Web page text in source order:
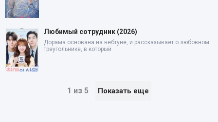
Любимый сотрудник (2026)
Дорама основана на вебтуне, и рассказывает о любовном
треугольнике, в который
1 из 5 Показать еще